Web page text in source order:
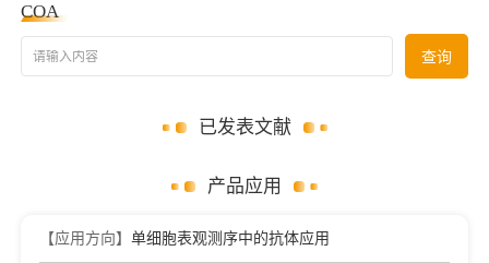
COA
请输入内容 查询
已发表文献
产品应用
【应用方向】 单细胞表观测序中的抗体应用